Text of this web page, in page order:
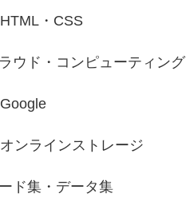
HTML・CSS
ウド・コンピューティング
Google
オンラインストレージ
ド集・データ集